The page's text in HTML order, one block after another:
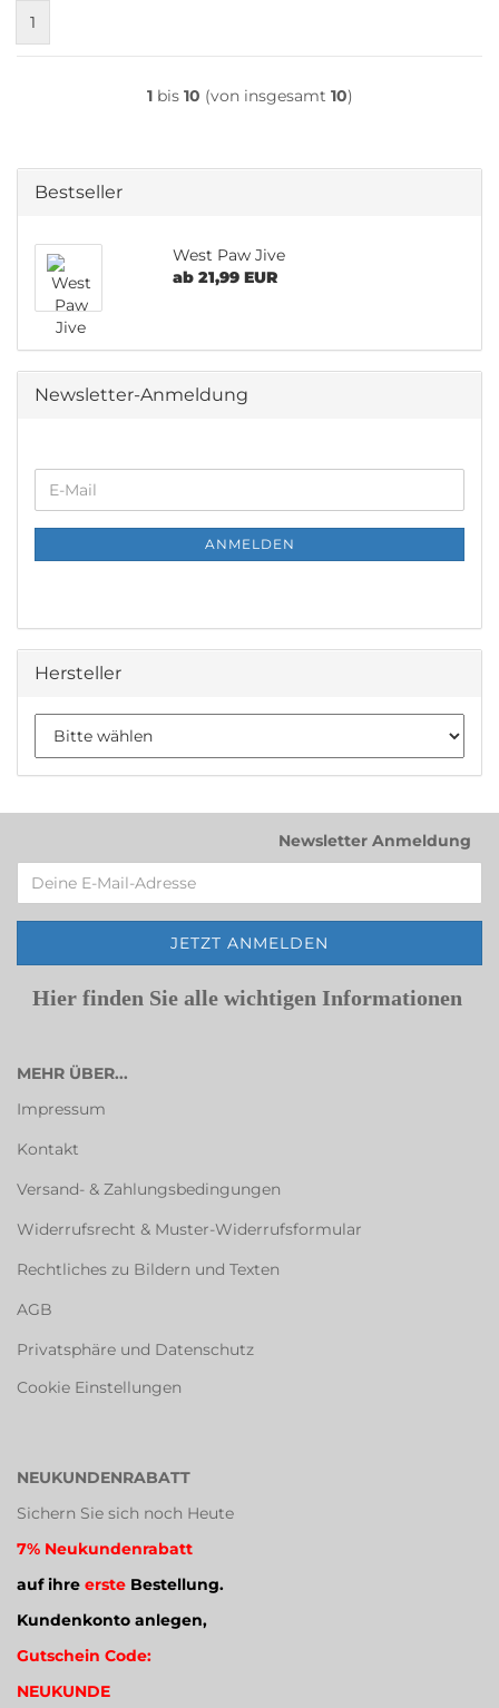
1
1bis 10 (von insgesamt 10)
Bestseller
West Paw Jive
ab 21,99 EUR
Newsletter-Anmeldung
WEITER
ZUR
NEWSLETTER-
E-
Mail
ANMELDEN
Hersteller
Newsletter Anmeldung
Hier finden Sie alle wichtigen Informationen
MEHR ÜBER...
Impressum
Kontakt
Versand- & Zahlungsbedingungen
Widerrufsrecht & Muster-Widerrufsformular
Rechtliches zu Bildern und Texten
AGB
Privatsphäre und Datenschutz
Cookie Einstellungen
NEUKUNDENRABATT
Sichern Sie sich noch Heute
7% Neukundenrabatt
auf ihre erste Bestellung.
Kundenkonto anlegen,
Gutschein Code:
NEUKUNDE